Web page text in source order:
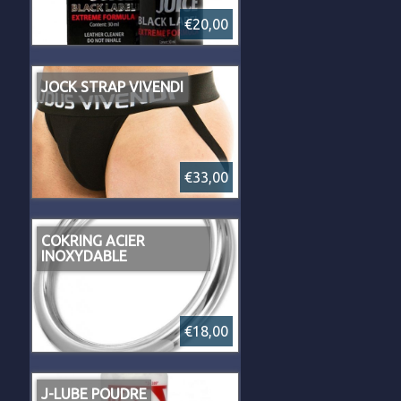
€20,00
JOCK STRAP VIVENDI
€33,00
COKRING ACIER
INOXYDABLE
€18,00
J-LUBE POUDRE